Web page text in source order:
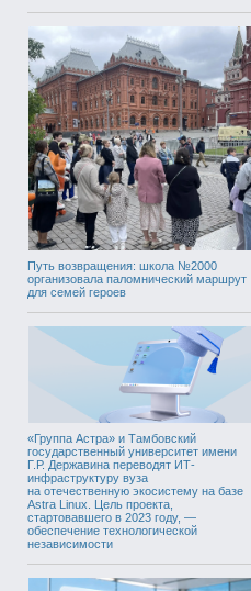
Путь возвращения: школа №2000
организовала паломнический маршрут
для семей героев
«Группа Астра» и Тамбовский
государственный университет имени
Г.Р. Державина переводят ИТ-
инфраструктуру вуза
на отечественную экосистему на базе
Astra Linux. Цель проекта,
стартовавшего в 2023 году, —
обеспечение технологической
независимости